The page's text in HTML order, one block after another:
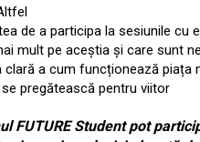
de a participa la sesiunile cu
mult pe aceștia și care sunt
clară a cum funcționează
pregătească pentru viitor
FUTURE Student pot